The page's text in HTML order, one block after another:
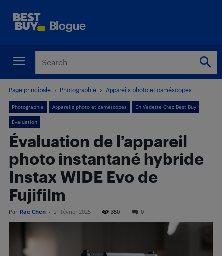
Page principale Photographie Appareils photo et caméscopes
Photographie Appareils photo et caméscopes En Vedette Chez Best Buy
Évaluation
Évaluation de l’appareil
photo instantané hybride
Instax WIDE Evo de
Fujifilm
Par Rae Chen - 21 février 2025 350 0